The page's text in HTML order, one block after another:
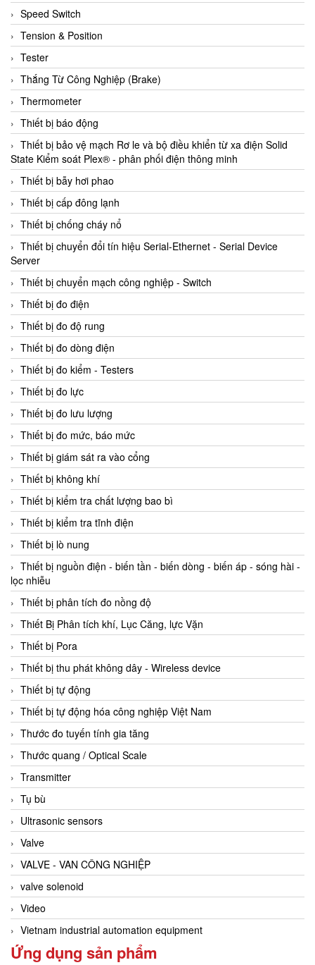
Speed Switch
Tension & Position
Tester
Thắng Từ Công Nghiệp (Brake)
Thermometer
Thiết bị báo động
Thiết bị bảo vệ mạch Rơ le và bộ điều khiển từ xa điện Solid
State Kiểm soát Plex® - phân phối điện thông minh
Thiết bị bẫy hơi phao
Thiết bị cấp đông lạnh
Thiết bị chống cháy nổ
Thiết bị chuyển đổi tín hiệu Serial-Ethernet - Serial Device
Server
Thiết bị chuyển mạch công nghiệp - Switch
Thiết bị đo điện
Thiết bị đo độ rung
Thiết bị đo dòng điện
Thiết bị đo kiểm - Testers
Thiết bị đo lực
Thiết bị đo lưu lượng
Thiết bị đo mức, báo mức
Thiết bị giám sát ra vào cổng
Thiết bị không khí
Thiết bị kiểm tra chất lượng bao bì
Thiết bị kiểm tra tĩnh điện
Thiết bị lò nung
Thiết bị nguồn điện - biến tần - biến dòng - biến áp - sóng hài -
lọc nhiễu
Thiết bị phân tích đo nồng độ
Thiết Bị Phân tích khí, Lục Căng, lực Vặn
Thiết bị Pora
Thiết bị thu phát không dây - Wireless device
Thiết bị tự động
Thiết bị tự động hóa công nghiệp Việt Nam
Thước đo tuyến tính gia tăng
Thước quang / Optical Scale
Transmitter
Tụ bù
Ultrasonic sensors
Valve
VALVE - VAN CÔNG NGHIỆP
valve solenoid
Video
Vietnam industrial automation equipment
Ứng dụng sản phẩm